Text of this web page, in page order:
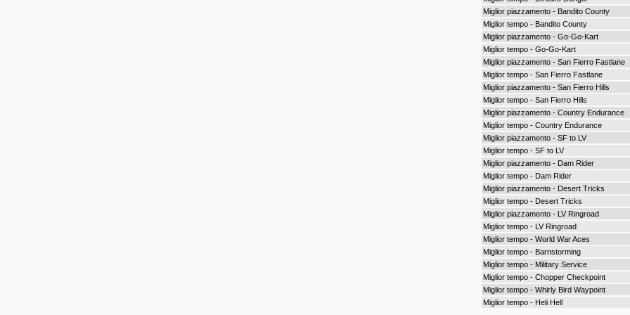
Miglior piazzamento - Bandito County
Miglior tempo - Bandito County
Miglior piazzamento - Go-Go-Kart
Miglior tempo - Go-Go-Kart
Miglior piazzamento - San Fierro Fastlane
Miglior tempo - San Fierro Fastlane
Miglior piazzamento - San Fierro Hills
Miglior tempo - San Fierro Hills
Miglior piazzamento - Country Endurance
Miglior tempo - Country Endurance
Miglior piazzamento - SF to LV
Miglior tempo - SF to LV
Miglior piazzamento - Dam Rider
Miglior tempo - Dam Rider
Miglior piazzamento - Desert Tricks
Miglior tempo - Desert Tricks
Miglior piazzamento - LV Ringroad
Miglior tempo - LV Ringroad
Miglior tempo - World War Aces
Miglior tempo - Barnstorming
Miglior tempo - Military Service
Miglior tempo - Chopper Checkpoint
Miglior tempo - Whirly Bird Waypoint
Miglior tempo - Heli Hell